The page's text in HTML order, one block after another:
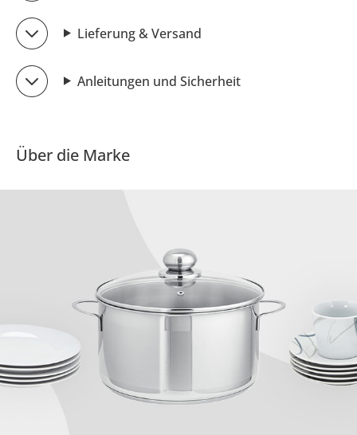
Lieferung & Versand
Anleitungen und Sicherheit
Über die Marke